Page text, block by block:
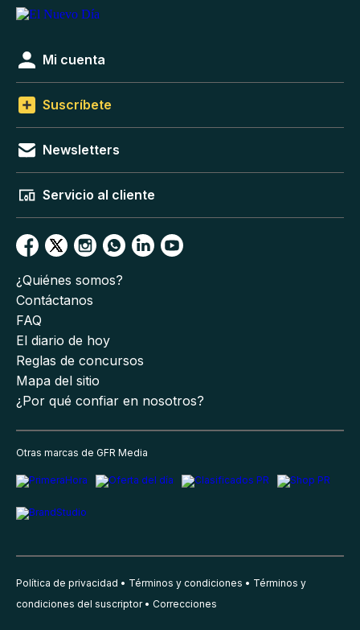
Mi cuenta
Suscríbete
Newsletters
Servicio al cliente
¿Quiénes somos?
Contáctanos
FAQ
El diario de hoy
Reglas de concursos
Mapa del sitio
¿Por qué confiar en nosotros?
Otras marcas de GFR Media
Política de privacidad Términos y condiciones
Términos y
condiciones del suscriptor
Correcciones